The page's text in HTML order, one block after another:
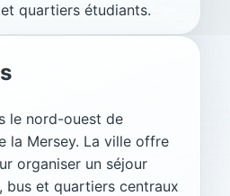
quartiers étudiants.
le nord-ouest de
la Mersey. La ville offre
organiser un séjour
bus et quartiers centraux